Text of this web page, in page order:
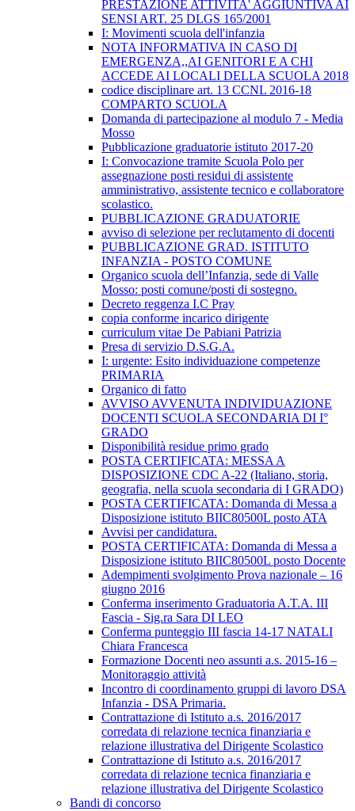
PRESTAZIONE ATTIVITA' AGGIUNTIVA AI
SENSI ART. 25 DLGS 165/2001
I: Movimenti scuola dell'infanzia
NOTA INFORMATIVA IN CASO DI
EMERGENZA,,AI GENITORI E A CHI
ACCEDE AI LOCALI DELLA SCUOLA 2018
codice disciplinare art. 13 CCNL 2016-18
COMPARTO SCUOLA
Domanda di partecipazione al modulo 7 - Media
Mosso
Pubblicazione graduatorie istituto 2017-20
I: Convocazione tramite Scuola Polo per
assegnazione posti residui di assistente
amministrativo, assistente tecnico e collaboratore
scolastico.
PUBBLICAZIONE GRADUATORIE
avviso di selezione per reclutamento di docenti
PUBBLICAZIONE GRAD. ISTITUTO
INFANZIA - POSTO COMUNE
Organico scuola dell’Infanzia, sede di Valle
Mosso: posti comune/posti di sostegno.
Decreto reggenza I.C Pray
copia conforme incarico dirigente
curriculum vitae De Pabiani Patrizia
Presa di servizio D.S.G.A.
I: urgente: Esito individuazione competenze
PRIMARIA
Organico di fatto
AVVISO AVVENUTA INDIVIDUAZIONE
DOCENTI SCUOLA SECONDARIA DI I°
GRADO
Disponibilità residue primo grado
POSTA CERTIFICATA: MESSA A
DISPOSIZIONE CDC A-22 (Italiano, storia,
geografia, nella scuola secondaria di I GRADO)
POSTA CERTIFICATA: Domanda di Messa a
Disposizione istituto BIIC80500L posto ATA
Avvisi per candidatura.
POSTA CERTIFICATA: Domanda di Messa a
Disposizione istituto BIIC80500L posto Docente
Adempimenti svolgimento Prova nazionale – 16
giugno 2016
Conferma inserimento Graduatoria A.T.A. III
Fascia - Sig.ra Sara DI LEO
Conferma punteggio III fascia 14-17 NATALI
Chiara Francesca
Formazione Docenti neo assunti a.s. 2015-16 –
Monitoraggio attività
Incontro di coordinamento gruppi di lavoro DSA
Infanzia - DSA Primaria.
Contrattazione di Istituto a.s. 2016/2017
corredata di relazione tecnica finanziaria e
relazione illustrativa del Dirigente Scolastico
Contrattazione di Istituto a.s. 2016/2017
corredata di relazione tecnica finanziaria e
relazione illustrativa del Dirigente Scolastico
Bandi di concorso